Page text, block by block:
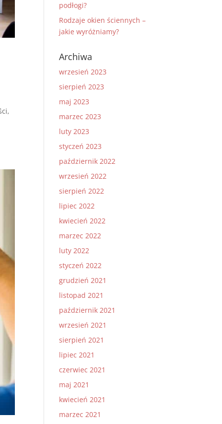
podłogi?
Rodzaje okien ściennych –
jakie wyróżniamy?
Archiwa
wrzesień 2023
sierpień 2023
maj 2023
marzec 2023
luty 2023
styczeń 2023
październik 2022
wrzesień 2022
sierpień 2022
lipiec 2022
kwiecień 2022
marzec 2022
luty 2022
styczeń 2022
grudzień 2021
listopad 2021
październik 2021
wrzesień 2021
sierpień 2021
lipiec 2021
czerwiec 2021
maj 2021
kwiecień 2021
marzec 2021